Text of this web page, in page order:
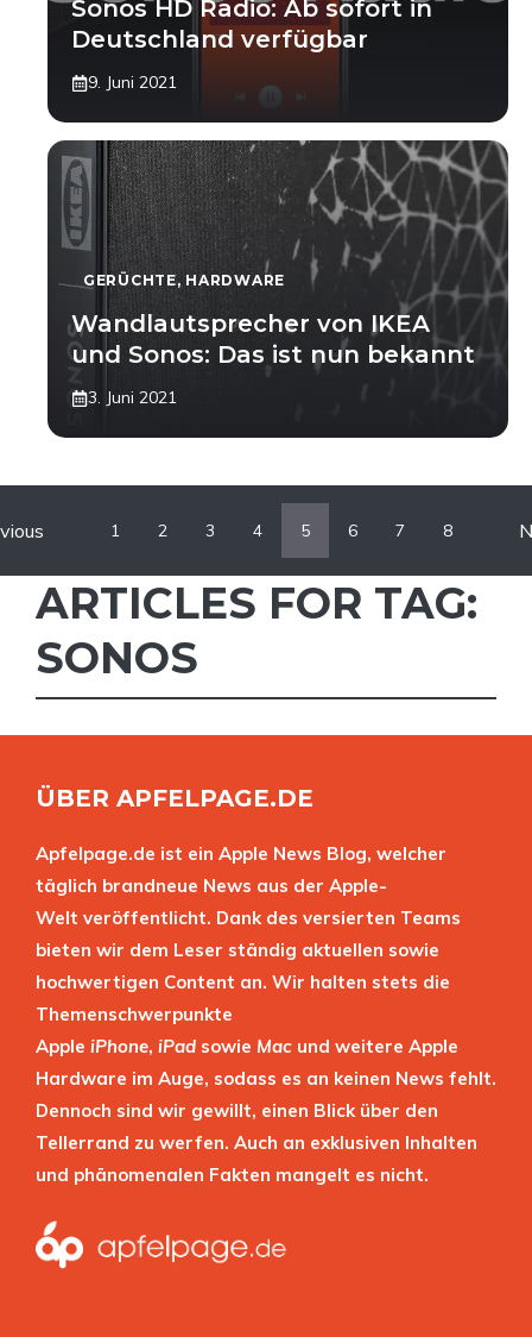
Sonos HD Radio: Ab sofort in
Deutschland verfügbar
9. Juni 2021
GERÜCHTE, HARDWARE
Wandlautsprecher von IKEA
und Sonos: Das ist nun bekannt
3. Juni 2021
1 2 3 4 5 6 7 8
ARTICLES FOR TAG:
SONOS
ÜBER APFELPAGE.DE
Apfelpage.de ist ein Apple News Blog, welcher
täglich brandneue News aus der Apple-
Welt veröffentlicht. Dank des versierten Teams
bieten wir dem Leser ständig aktuellen sowie
hochwertigen Content an. Wir halten stets die
Themenschwerpunkte
Apple iPhone, iPad sowie Mac und weitere Apple
Hardware im Auge, sodass es an keinen News fehlt.
Dennoch sind wir gewillt, einen Blick über den
Tellerrand zu werfen. Auch an exklusiven Inhalten
und phänomenalen Fakten mangelt es nicht.